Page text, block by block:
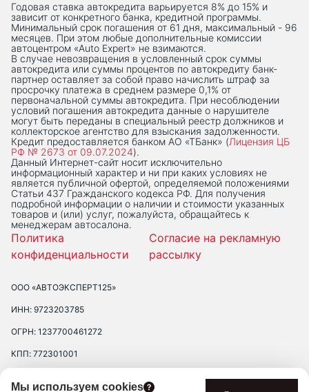
Мы используем cookies
Годовая ставка автокредита варьируется 8% до 15% и
зависит от конкретного банка, кредитной программы.
Минимальный срок погашения от 61 дня, максимальный - 96
месяцев. При этом любые дополнительные комиссии
автоцентром «Auto Expert» не взимаются.
В случае невозвращения в условленный срок суммы
автокредита или суммы процентов по автокредиту банк-
партнер оставляет за собой право начислить штраф за
просрочку платежа в среднем размере 0,1% от
первоначальной суммы автокредита. При несоблюдении
условий погашения автокредита данные о нарушителе
могут быть переданы в специальный реестр должников и
коллекторское агентство для взыскания задолженности.
Кредит предоставляется банком АО «ТБанк» (Лицензия ЦБ
РФ № 2673 от 09.07.2024).
Данный Интернет-сaйт носит исключительно
информационный характер и ни при каких условиях не
является публичной офертой, определяемой положениями
Статьи 437 Гражданского кодекса РФ. Для получения
подробной информации о наличии и стоимости указанных
товаров и (или) услуг, пожалуйста, обращайтесь к
менеджерам автосалона.
Политика
конфиденциальности
Согласие на рекламную
рассылку
ООО «АВТОЭКСПЕРТ125»
ИНН: 9723203785
ОГРН: 1237700461272
КПП: 772301001